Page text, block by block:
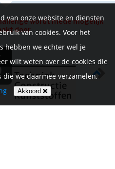
wordt mede mogelijk
door
van onze website en diensten
van cookies. Voor het
hebben we echter wel je
wilt weten over de cookies die
we daarmee verzamelen,
Akkoord